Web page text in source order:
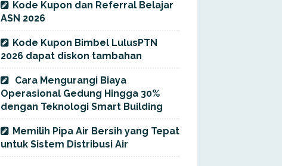
Kode Kupon dan Referral Belajar
ASN 2026
Kode Kupon Bimbel LulusPTN
2026 dapat diskon tambahan
Cara Mengurangi Biaya
Operasional Gedung Hingga 30%
dengan Teknologi Smart Building
Memilih Pipa Air Bersih yang Tepat
untuk Sistem Distribusi Air